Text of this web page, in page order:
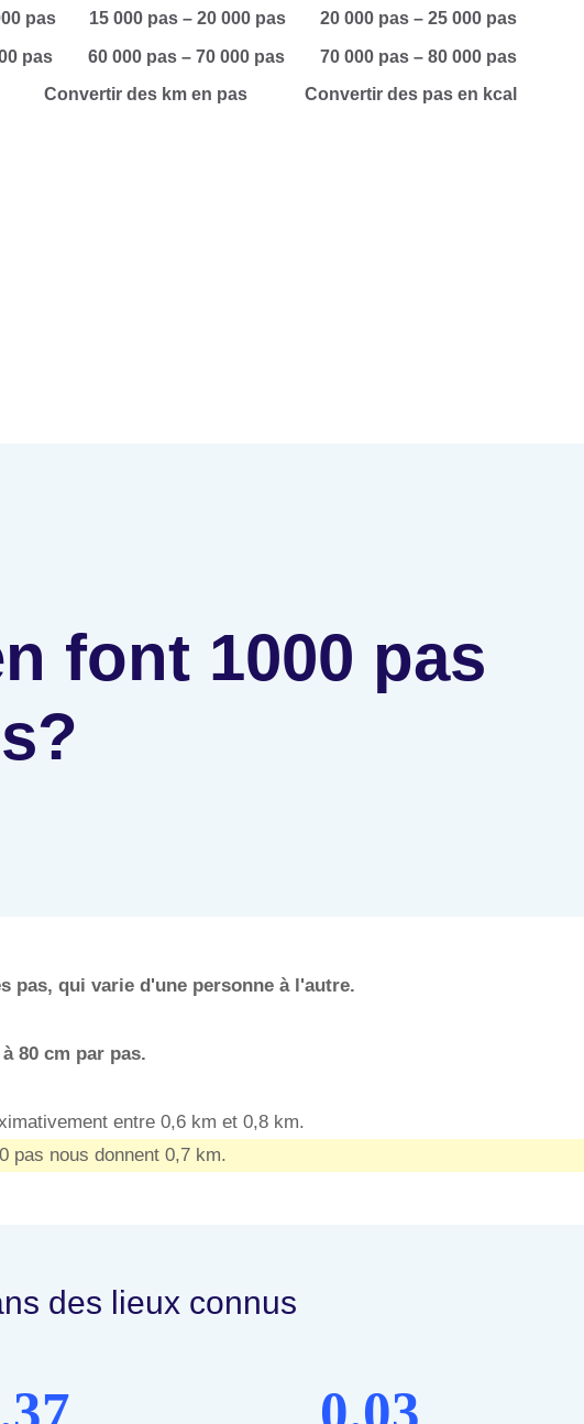
pas 15 000 pas – 20 000 pas 20 000 pas – 25 000 pas
pas 60 000 pas – 70 000 pas 70 000 pas – 80 000 pas
Convertir des km en pas Convertir des pas en kcal
font 1000 pas
pas, qui varie d'une personne à l'autre.
80 cm par pas.
entre 0,6 km et 0,8 km.
pas nous donnent 0,7 km.
des lieux connus